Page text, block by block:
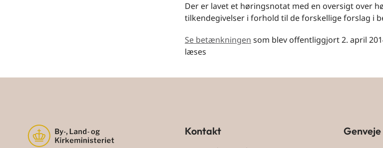
Der er lavet et høringsnotat med en oversigt over
tilkendegivelser i forhold til de forskellige forslag i
Se betænkningen som blev offentliggjort 2. april
læses
Kontakt Genveje